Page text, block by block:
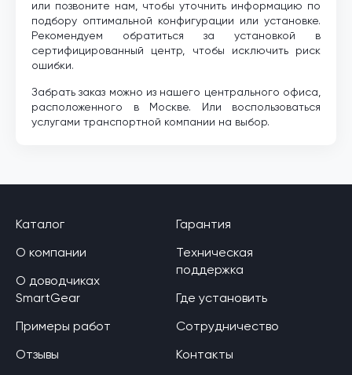
или позвоните нам, чтобы уточнить информацию по
подбору оптимальной конфигурации или установке.
Рекомендуем обратиться за установкой в
сертифицированный центр, чтобы исключить риск
ошибки.
Забрать заказ можно из нашего центрального офиса,
расположенного в Москве. Или воспользоваться
услугами транспортной компании на выбор.
Каталог
О компании
О доводчиках
SmartGear
Примеры работ
Отзывы
Гарантия
Техническая
поддержка
Где установить
Сотрудничество
Контакты